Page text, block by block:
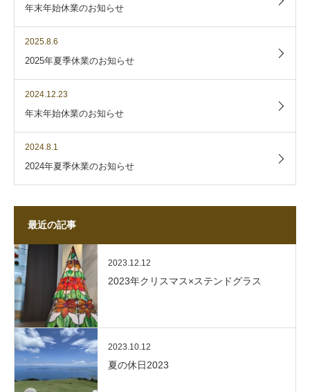
年末年始休業のお知らせ
2025.8.6
2025年夏季休業のお知らせ
2024.12.23
年末年始休業のお知らせ
2024.8.1
2024年夏季休業のお知らせ
最近の記事
2023.12.12
2023年クリスマス×ステンドグラス
2023.10.12
夏の休日2023